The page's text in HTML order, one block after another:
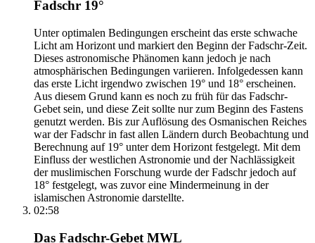
Fadschr 19°
Unter optimalen Bedingungen erscheint das erste schwache
Licht am Horizont und markiert den Beginn der Fadschr-Zeit.
Dieses astronomische Phänomen kann jedoch je nach
atmosphärischen Bedingungen variieren. Infolgedessen kann
das erste Licht irgendwo zwischen 19° und 18° erscheinen.
Aus diesem Grund kann es noch zu früh für das Fadschr-
Gebet sein, und diese Zeit sollte nur zum Beginn des Fastens
genutzt werden. Bis zur Auflösung des Osmanischen Reiches
war der Fadschr in fast allen Ländern durch Beobachtung und
Berechnung auf 19° unter dem Horizont festgelegt. Mit dem
Einfluss der westlichen Astronomie und der Nachlässigkeit
der muslimischen Forschung wurde der Fadschr jedoch auf
18° festgelegt, was zuvor eine Mindermeinung in der
islamischen Astronomie darstellte.
02:58
Das Fadschr-Gebet MWL